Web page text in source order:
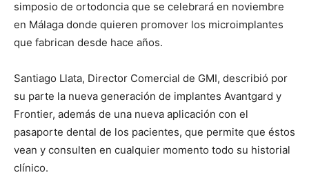
simposio de ortodoncia que se celebrará en noviembre
en Málaga donde quieren promover los microimplantes
que fabrican desde hace años.
Santiago Llata, Director Comercial de GMI, describió por
su parte la nueva generación de implantes Avantgard y
Frontier, además de una nueva aplicación con el
pasaporte dental de los pacientes, que permite que éstos
vean y consulten en cualquier momento todo su historial
clínico.